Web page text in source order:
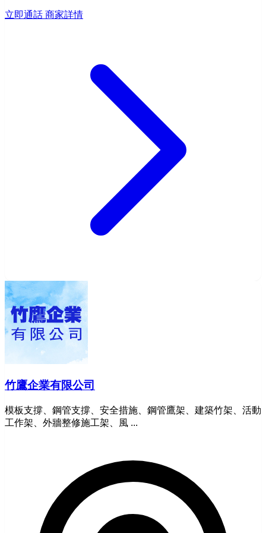
立即通話 商家詳情
竹鷹企業有限公司
模板支撐、鋼管支撐、安全措施、鋼管鷹架、建築竹架、活動
工作架、外牆整修施工架、風 ...